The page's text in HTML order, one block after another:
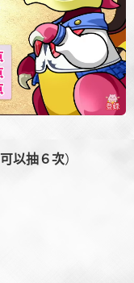
可以抽６次）